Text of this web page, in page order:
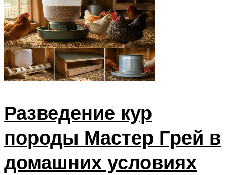
Разведение кур
породы Мастер Грей в
домашних условиях